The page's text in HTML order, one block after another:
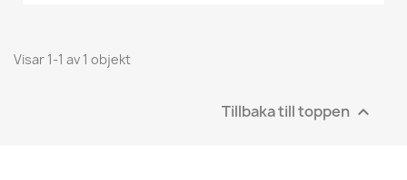
Visar 1-1 av 1 objekt
Tillbaka till toppen 